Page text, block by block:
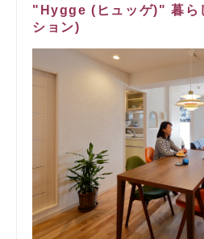
"Hygge (ヒュッゲ)" 暮ら
ション)